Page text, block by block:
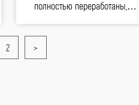
полностью переработаны,…
2 >